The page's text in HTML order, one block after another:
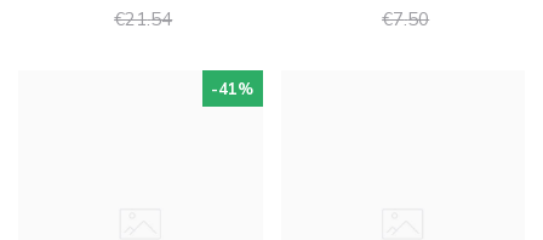
€2154 €750
-41%